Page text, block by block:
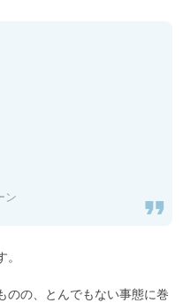
ン
のの、とんでもない事態に巻